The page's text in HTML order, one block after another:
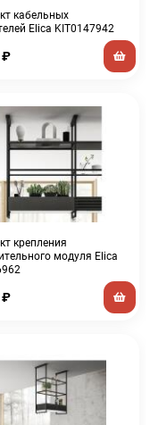
кабельных
Elica KIT0147942
₽
крепления
модуля Elica
₽